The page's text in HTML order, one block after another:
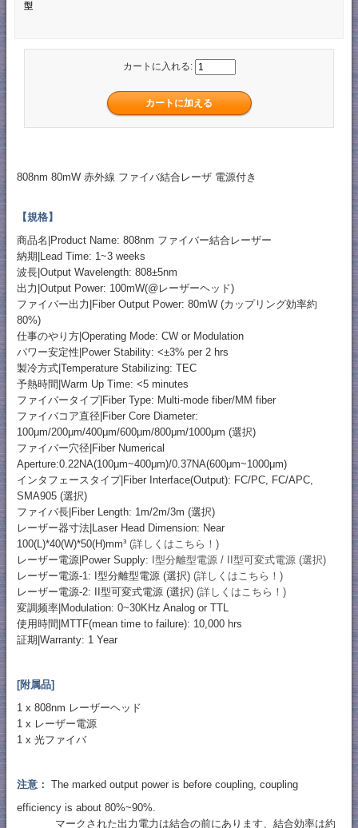
型
カートに入れる:
808nm 80mW 赤外線 ファイバ結合レーザ 電源付き
【規格】
商品名|Product Name: 808nm ファイバー結合レーザー
納期|Lead Time: 1~3 weeks
波長|Output Wavelength: 808±5nm
出力|Output Power: 100mW(@レーザーヘッド)
ファイバー出力|Fiber Output Power: 80mW (カップリング効率約
80%)
仕事のやり方|Operating Mode: CW or Modulation
パワー安定性|Power Stability: <±3% per 2 hrs
製冷方式|Temperature Stabilizing: TEC
予熱時間|Warm Up Time: <5 minutes
ファイバータイプ|Fiber Type: Multi-mode fiber/MM fiber
ファイバコア直径|Fiber Core Diameter:
100μm/200μm/400μm/600μm/800μm/1000μm (選択)
ファイバー穴径|Fiber Numerical
Aperture:0.22NA(100μm~400μm)/0.37NA(600μm~1000μm)
インタフェースタイプ|Fiber Interface(Output): FC/PC, FC/APC,
SMA905 (選択)
ファイバ長|Fiber Length: 1m/2m/3m (選択)
レーザー器寸法|Laser Head Dimension: Near
100(L)*40(W)*50(H)mm³ (詳しくはこちら！)
レーザー電源|Power Supply: I型分離型電源 / II型可変式電源 (選択)
レーザー電源-1: I型分離型電源 (選択) (詳しくはこちら！)
レーザー電源-2: II型可変式電源 (選択) (詳しくはこちら！)
変調频率|Modulation: 0~30KHz Analog or TTL
使用時間|MTTF(mean time to failure): 10,000 hrs
証期|Warranty: 1 Year
[附属品]
1 x 808nm レーザーヘッド
1 x レーザー電源
1 x 光ファイバ
注意： The marked output power is before coupling, coupling
efficiency is about 80%~90%.
マークされた出力電力は結合の前にあります、結合効率は約